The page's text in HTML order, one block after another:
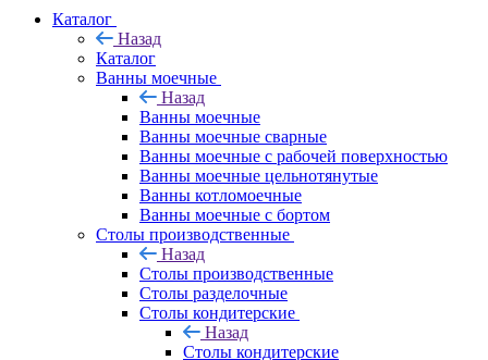
Каталог
Назад
Каталог
Ванны моечные
Назад
Ванны моечные
Ванны моечные сварные
Ванны моечные с рабочей поверхностью
Ванны моечные цельнотянутые
Ванны котломоечные
Ванны моечные с бортом
Столы производственные
Назад
Столы производственные
Столы разделочные
Столы кондитерские
Назад
Столы кондитерские